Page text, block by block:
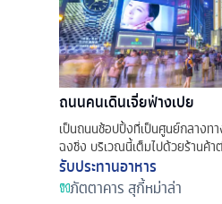
ถนนคนเดินเจี่ยฟ่างเปย
เป็นถนนช้อปปิ้งที่เป็นศูนย์กลางท
ฉงชิ่ง บริเวณนี้เต็มไปด้วยร้านค้
รับประทานอาหาร
ภัตตาคารสุกี้หม่าล่า